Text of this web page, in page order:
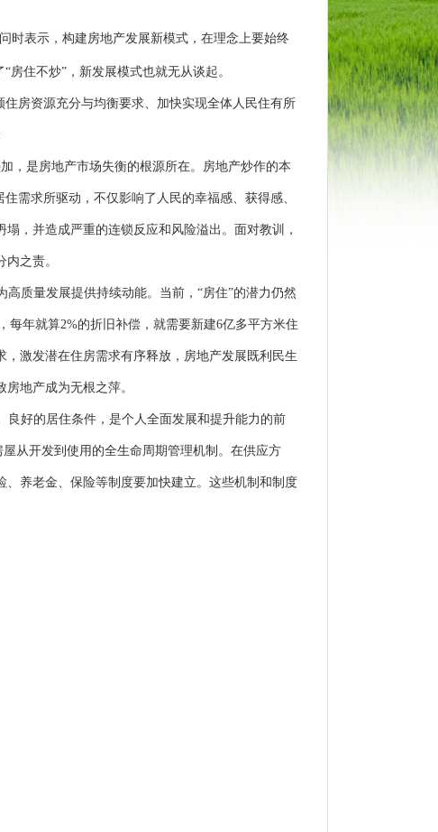
时表示，构建房地产发展新模式，在理念上要始终
“房住不炒” ，新发展模式也就无从谈起。
房资源充分与均衡要求、加快实现全体人民住有所
，是房地产市场失衡的根源所在。房地产炒作的本
需求所驱动，不仅影响了人民的幸福感、获得感、
，并造成严重的连锁反应和风险溢出。面对教训，
之责。
高质量发展提供持续动能。当前， “房住”的潜力仍然
每年就算2%的折旧补偿，就需要新建6亿多平方米住
激发潜在住房需求有序释放，房地产发展既利民生
地产成为无根之萍。
良好的居住条件，是个人全面发展和提升能力的前
从开发到使用的全生命周期管理机制。在供应方
养老金、保险等制度要加快建立。这些机制和制度